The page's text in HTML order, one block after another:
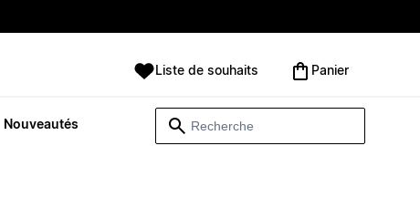
Nouveautés
Liste de souhaits Panier